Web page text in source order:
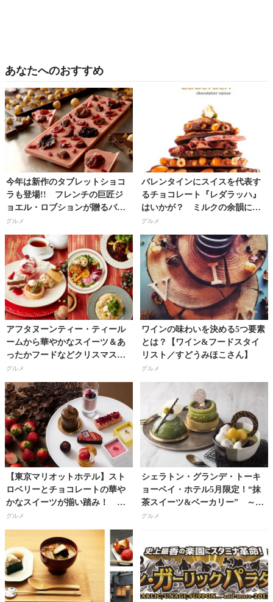
あなたへのおすすめ
今年は新作のタブレットショコ
ラも登場!! フレンチの巨匠ジ
ョエル・ロブションが贈るバレ
ンタイン特別商品を期間限定発
売！
グルメ
バレンタインにスイスを代表す
るチョコレート『レダラッハ』
はいかが？ ミルクの余韻に浸
る『フレッシュ チョコレー
ト』！
グルメ
アフタヌーンティー・ティール
ームから華やかなスイーツ＆あ
ったかフードなどクリスマスを
彩る新作メニュー発売！
グルメ
ワインの味わいを決める5つ要素
とは？【ワイン&フードスタイ
リスト／すどうみほこさん】
グルメ
【東京マリオットホテル】スト
ロベリーとチョコレートの華や
かなスイーツが揃い踏み！ フ
ォトジェニックなアフタヌーン
ティー!!
グルメ
シェラトン・グランデ・トーキ
ョーベイ・ホテル5月限定！“抹
茶スイーツ&ベーカリー” ～
「抹茶」の芳醇な香りに酔いし
グルメ